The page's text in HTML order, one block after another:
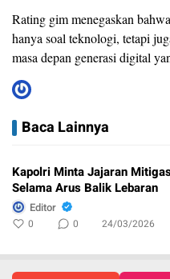
Rating gim menegaskan
hanya soal teknologi, tetapi
masa depan generasi digital
Baca Lainnya
Kapolri Minta Jajaran
Selama Arus Balik Lebaran
Editor
0 0 24/03/2026